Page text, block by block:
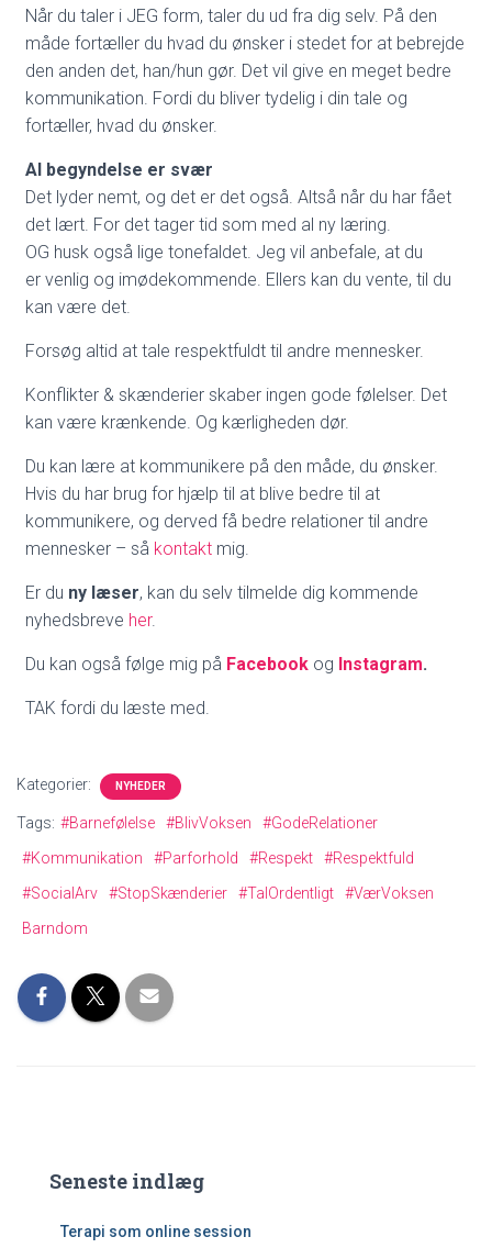
Når du taler i JEG form, taler du ud fra dig selv. På den
måde fortæller du hvad du ønsker i stedet for at bebrejde
den anden det, han/hun gør. Det vil give en meget bedre
kommunikation. Fordi du bliver tydelig i din tale og
fortæller, hvad du ønsker.
Al begyndelse er svær
Det lyder nemt, og det er det også. Altså når du har fået
det lært. For det tager tid som med al ny læring.
OG husk også lige tonefaldet. Jeg vil anbefale, at du
er venlig og imødekommende. Ellers kan du vente, til du
kan være det.
Forsøg altid at tale respektfuldt til andre mennesker.
Konflikter & skænderier skaber ingen gode følelser. Det
kan være krænkende. Og kærligheden dør.
Du kan lære at kommunikere på den måde, du ønsker.
Hvis du har brug for hjælp til at blive bedre til at
kommunikere, og derved få bedre relationer til andre
mennesker – så kontakt mig.
Er du ny læser, kan du selv tilmelde dig kommende
nyhedsbreve her.
Du kan også følge mig på Facebook og Instagram.
TAK fordi du læste med.
Kategorier: NYHEDER
Tags: #Barnefølelse #BlivVoksen
#GodeRelationer
#Kommunikation
#Parforhold #Respekt
#Respektfuld
#SocialArv
#StopSkænderier #TalOrdentligt
#VærVoksen
Barndom
Seneste indlæg
Terapi som online session